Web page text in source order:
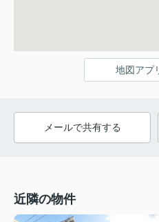
地図アプ
メールで共有する
近隣の物件